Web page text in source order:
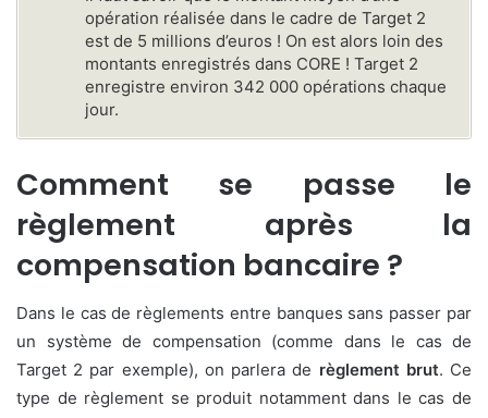
opération réalisée dans le cadre de Target 2
est de 5 millions d’euros ! On est alors loin des
montants enregistrés dans CORE ! Target 2
enregistre environ 342 000 opérations chaque
jour.
Comment se passe le
règlement après la
compensation bancaire ?
Dans le cas de règlements entre banques sans passer par
un système de compensation (comme dans le cas de
Target 2 par exemple), on parlera de règlement brut. Ce
type de règlement se produit notamment dans le cas de